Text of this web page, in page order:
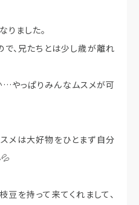
りました。
、兄たちとは少し歳が離れ
…やっぱりみんなムスメが可
メは大好物をひとまず自分
を持って来てくれまして、